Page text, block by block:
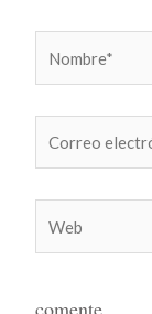
electrónico*